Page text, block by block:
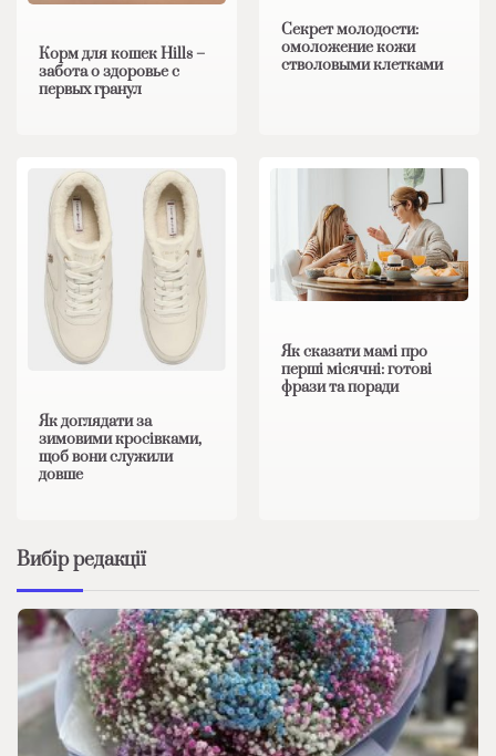
Корм для кошек Hills –
забота о здоровье с
первых гранул
Секрет молодости:
омоложение кожи
стволовыми клетками
Як доглядати за
зимовими кросівками,
щоб вони служили
довше
Як сказати мамі про
перші місячні: готові
фрази та поради
Вибір редакції